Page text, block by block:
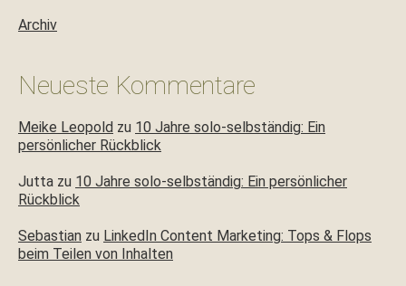
Archiv
Neueste Kommentare
Meike Leopold zu 10 Jahre solo-selbständig: Ein
persönlicher Rückblick
Jutta zu 10 Jahre solo-selbständig: Ein persönlicher
Rückblick
Sebastian zu LinkedIn Content Marketing: Tops & Flops
beim Teilen von Inhalten